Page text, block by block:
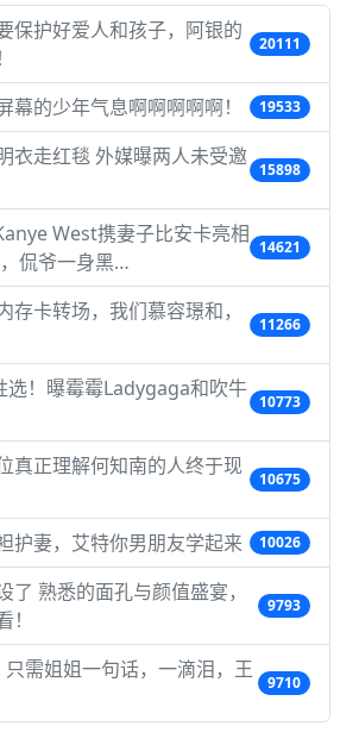
保护好爱人和孩子，阿银的
20111
幕的少年气息啊啊啊啊啊！ 19533
衣走红毯 外媒曝两人未受邀
15898
West携妻子比安卡亮相
侃爷一身黑…
14621
存卡转场，我们慕容璟和，
11266
选！曝霉霉Ladygaga和吹牛
10773
真正理解何知南的人终于现
10675
护妻，艾特你男朋友学起来 10026
了 熟悉的面孔与颜值盛宴，
9793
需姐姐一句话，一滴泪，王
9710